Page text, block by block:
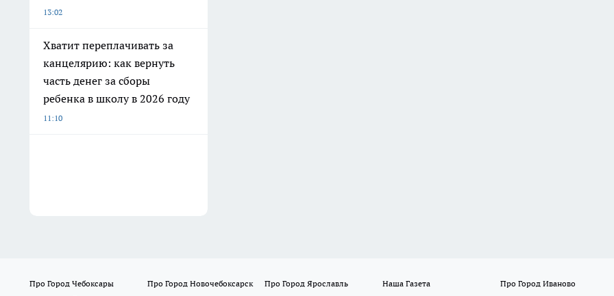
13:02
Хватит переплачивать за
канцелярию: как вернуть
часть денег за сборы
ребенка в школу в 2026 году
11:10
Про Город Чебоксары Про Город Новочебоксарск Про Город Ярославль Наша Газета
Про Город Иваново